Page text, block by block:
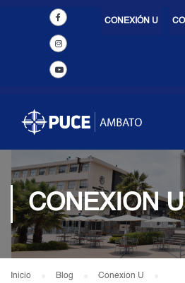
CONEXIÓN U
CONEXION U
Inicio Blog Conexion U